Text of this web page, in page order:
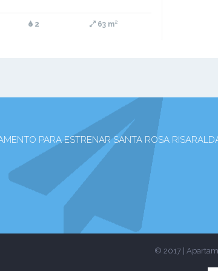
2 63 m²
PARA ESTRENAR SANTA ROSA
© 2017 |